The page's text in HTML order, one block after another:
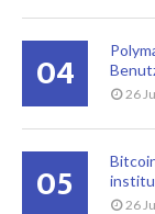
04 26
05 26